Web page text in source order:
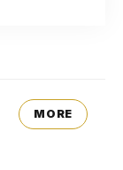
MORE